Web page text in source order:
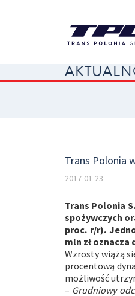
Trans Polonia
2017-01-23
Trans Polonia
spożywczych
proc. r/r).
mln zł oznacza
Wzrosty wiążą
procentową
możliwość
– Grudniowy